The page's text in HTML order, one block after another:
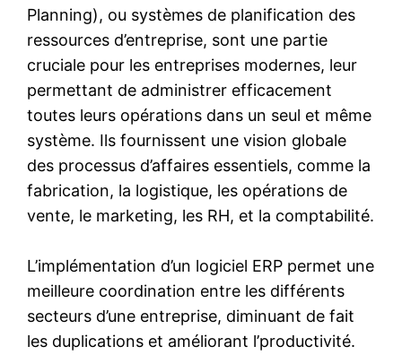
Planning), ou systèmes de planification des
ressources d’entreprise, sont une partie
cruciale pour les entreprises modernes, leur
permettant de administrer efficacement
toutes leurs opérations dans un seul et même
système. Ils fournissent une vision globale
des processus d’affaires essentiels, comme la
fabrication, la logistique, les opérations de
vente, le marketing, les RH, et la comptabilité.
L’implémentation d’un logiciel ERP permet une
meilleure coordination entre les différents
secteurs d’une entreprise, diminuant de fait
les duplications et améliorant l’productivité.